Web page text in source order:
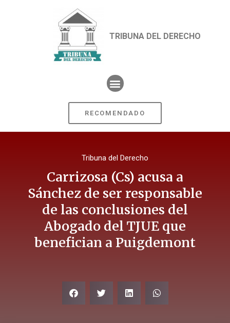
TRIBUNA DEL DERECHO
RECOMENDADO
Tribuna del Derecho
Carrizosa (Cs) acusa a
Sánchez de ser responsable
de las conclusiones del
Abogado del TJUE que
benefician a Puigdemont